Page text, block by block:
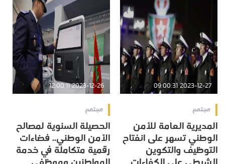
2023-12-27 09:00:31
مجتمع
المديرية العامة للأمن
الوطني تسهر على انفتاح
التوظيف والتكوين
2023-12-26 12:00:11
مجتمع
الحصيلة السنوية لمصالح
الأمن الوطني.. فضاءات
رقمية متكاملة في خدمة